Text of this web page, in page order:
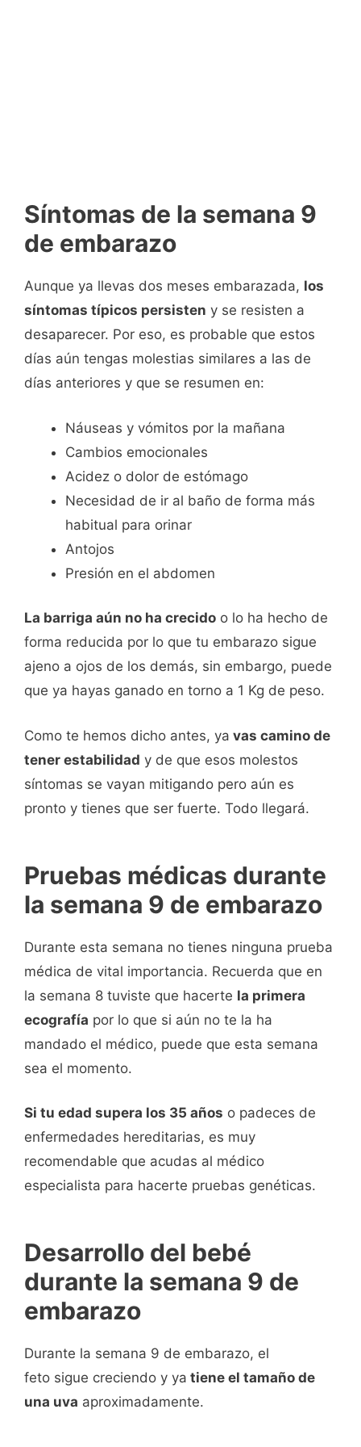
Síntomas de la semana 9
de embarazo
Aunque ya llevas dos meses embarazada, los
síntomas típicos persisten y se resisten a
desaparecer. Por eso, es probable que estos
días aún tengas molestias similares a las de
días anteriores y que se resumen en:
Náuseas y vómitos por la mañana
Cambios emocionales
Acidez o dolor de estómago
Necesidad de ir al baño de forma más
habitual para orinar
Antojos
Presión en el abdomen
La barriga aún no ha crecido o lo ha hecho de
forma reducida por lo que tu embarazo sigue
ajeno a ojos de los demás, sin embargo, puede
que ya hayas ganado en torno a 1 Kg de peso.
Como te hemos dicho antes, ya vas camino de
tener estabilidad y de que esos molestos
síntomas se vayan mitigando pero aún es
pronto y tienes que ser fuerte. Todo llegará.
Pruebas médicas durante
la semana 9 de embarazo
Durante esta semana no tienes ninguna prueba
médica de vital importancia. Recuerda que en
la semana 8 tuviste que hacerte la primera
ecografía por lo que si aún no te la ha
mandado el médico, puede que esta semana
sea el momento.
Si tu edad supera los 35 años o padeces de
enfermedades hereditarias, es muy
recomendable que acudas al médico
especialista para hacerte pruebas genéticas.
Desarrollo del bebé
durante la semana 9 de
embarazo
Durante la semana 9 de embarazo, el
feto sigue creciendo y ya tiene el tamaño de
una uva aproximadamente.